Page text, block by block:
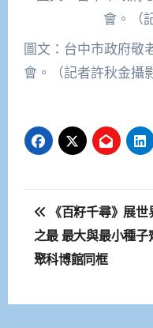
會。（
圖文：台中市政府敬
會。（記者許秋金攝影
文
章
導
覽
《百籽千尋》展世
之最 最大與最小種子
聚科博館同框